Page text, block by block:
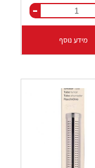
-
מידע נוסף